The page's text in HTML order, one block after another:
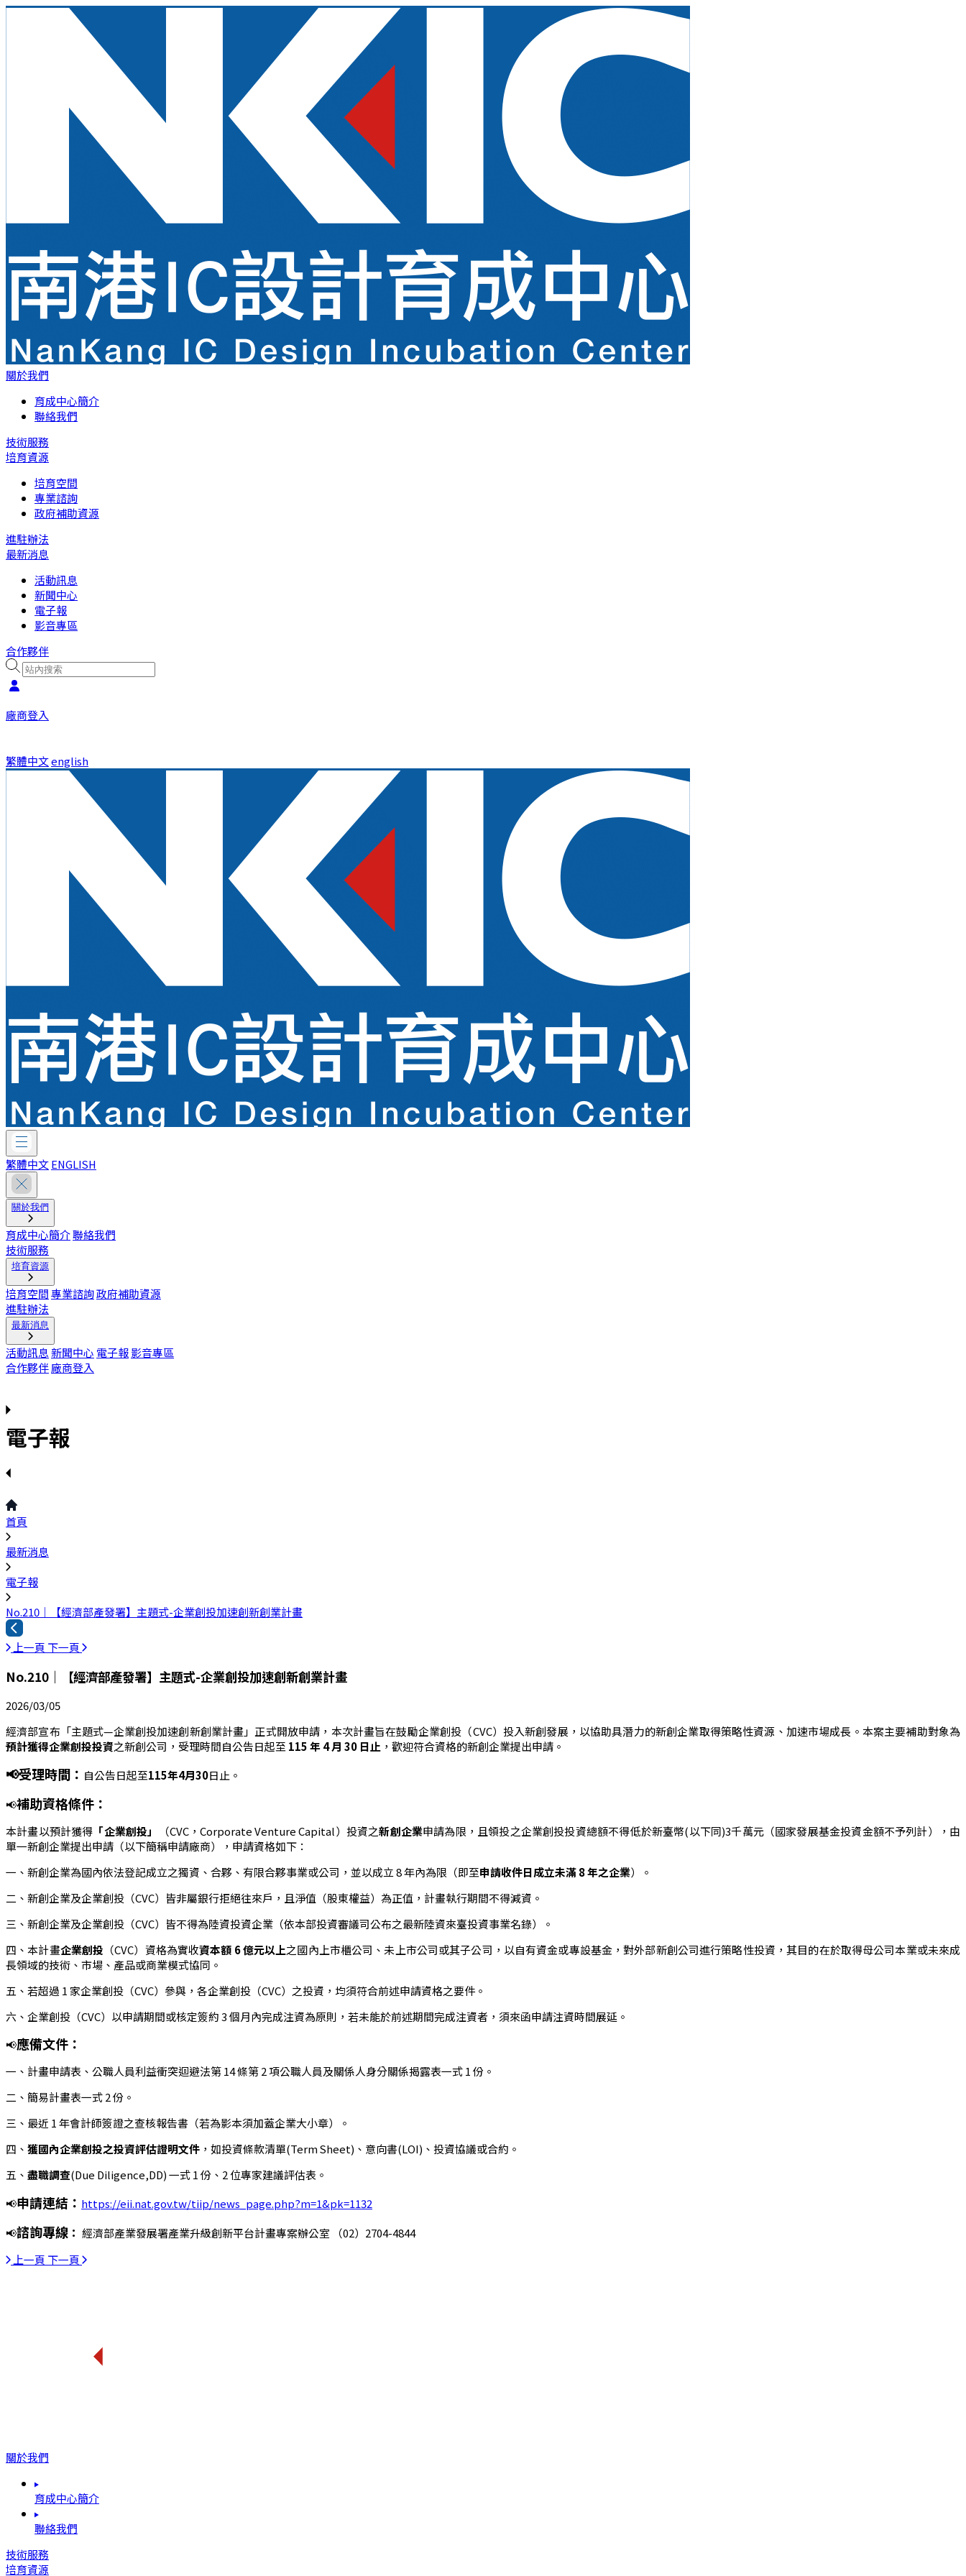
關於我們
育成中心簡介
聯絡我們
技術服務
培育資源
培育空間
專業諮詢
政府補助資源
進駐辦法
最新消息
活動訊息
新聞中心
電子報
影音專區
合作夥伴
廠商登入
繁體中文english
繁體中文ENGLISH
關於我們
育成中心簡介聯絡我們
技術服務
培育資源
培育空間專業諮詢政府補助資源
進駐辦法
最新消息
活動訊息新聞中心 電子報影音專區
合作夥伴廠商登入
電子報
首頁
最新消息
電子報
No.210｜【經濟部產發署】主題式-企業創投加速創新創業計畫
上一頁 下一頁
No.210｜【經濟部產發署】主題式-企業創投加速創新創業計畫
2026/03/05
經濟部宣布「主題式—企業創投加速創新創業計畫」正式開放申請，本次計畫旨在鼓勵企業創投（CVC）投入新創發展，以協助具潛力的新創企業取得策略性資源、加速市場成長。本案主要補助對象為
預計獲得企業創投投資之新創公司，受理時間自公告日起至115 年 4 月 30 日止 ，歡迎符合資格的新創企業提出申請。
📢受理時間： 自公告日起至115年4月30日止。
📢補助資格條件：
本計畫以預計獲得 「企業創投」 （CVC，Corporate Venture Capital）投資之新創企業申請為限，且領投之企業創投投資總額不得低於新臺幣(以下同)3千萬元（國家發展基金投資金額不予列計），由
單一新創企業提出申請（以下簡稱申請廠商），申請資格如下：
一、新創企業為國內依法登記成立之獨資、合夥、有限合夥事業或公司，並以成立 8 年內為限（即至申請收件日成立未滿 8 年之企業）。
二、新創企業及企業創投（CVC）皆非屬銀行拒絕往來戶，且淨值（股東權益）為正值，計畫執行期間不得減資。
三、新創企業及企業創投（CVC）皆不得為陸資投資企業（依本部投資審議司公布之最新陸資來臺投資事業名錄）。
四、本計畫企業創投 （CVC）資格為實收資本額 6 億元以上之國內上市櫃公司、未上市公司或其子公司，以自有資金或專設基金，對外部新創公司進行策略性投資，其目的在於取得母公司本業或未來成
長領域的技術、市場、產品或商業模式協同。
五、若超過 1 家企業創投（CVC）參與，各企業創投（CVC）之投資，均須符合前述申請資格之要件。
六、企業創投（CVC）以申請期間或核定簽約 3 個月內完成注資為原則，若未能於前述期間完成注資者，須來函申請注資時間展延。
📢應備文件：
一、計畫申請表、公職人員利益衝突迴避法第 14 條第 2 項公職人員及關係人身分關係揭露表一式 1 份。
二、簡易計畫表一式 2 份。
三、最近 1 年會計師簽證之查核報告書（若為影本須加蓋企業大小章）。
四、 獲國內企業創投之投資評估證明文件 ，如投資條款清單(Term Sheet)、意向書(LOI)、投資協議或合約。
五、 盡職調查(Due Diligence,DD) 一式 1 份、2 位專家建議評估表。
📢申請連結： https://eii.nat.gov.tw/tiip/news_page.php?m=1&pk=1132
📢諮詢專線 ： 經濟部產業發展署產業升級創新平台計畫專案辦公室 （02）2704-4844
上一頁 下一頁
關於我們
育成中心簡介
聯絡我們
技術服務
培育資源